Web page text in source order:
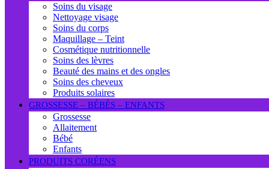
Soins du visage
Nettoyage visage
Soins du corps
Maquillage – Teint
Cosmétique nutritionnelle
Soins des lèvres
Beauté des mains et des ongles
Soins des cheveux
Produits solaires
GROSSESSE – BÉBÉS – ENFANTS
Grossesse
Allaitement
Bébé
Enfants
PRODUITS CORÉENS